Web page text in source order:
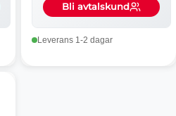
Bli avtalskund
Leverans 1-2 dagar